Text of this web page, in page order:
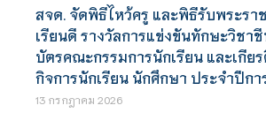
สจด. จัดพิธีไหว้ครู และพิธีรับพระรา
เรียนดี รางวัลการแข่งขันทักษะวิชา
บัตรคณะกรรมการนักเรียน และเกีย
กิจการนักเรียน นักศึกษา ประจำปีก
13 กรกฎาคม 2026